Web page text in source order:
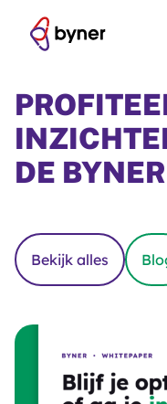
DE
Bekijk alles